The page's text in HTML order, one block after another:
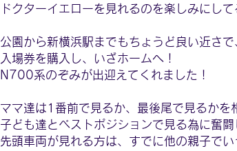
ドクターイエローを見れるのを楽しみにし
公園から新横浜駅までもちょうど良い近さ
入場券を購入し、いざホームへ！
N700系のぞみが出迎えてくれました！
ママ達は1番前で見るか、最後尾で見るかを
子ども達とベストポジションで見る為に奮
先頭車両が見れる方は、すでに他の親子で